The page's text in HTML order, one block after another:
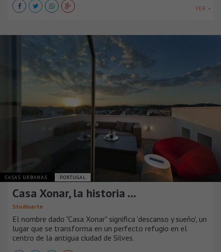
VER +
CASAS URBANAS PORTUGAL
Casa Xonar, la historia …
Studioarte
El nombre dado "Casa Xonar" significa 'descanso y sueño', un
lugar que se transforma en un perfecto refugio en el
centro de la antigua ciudad de Silves.